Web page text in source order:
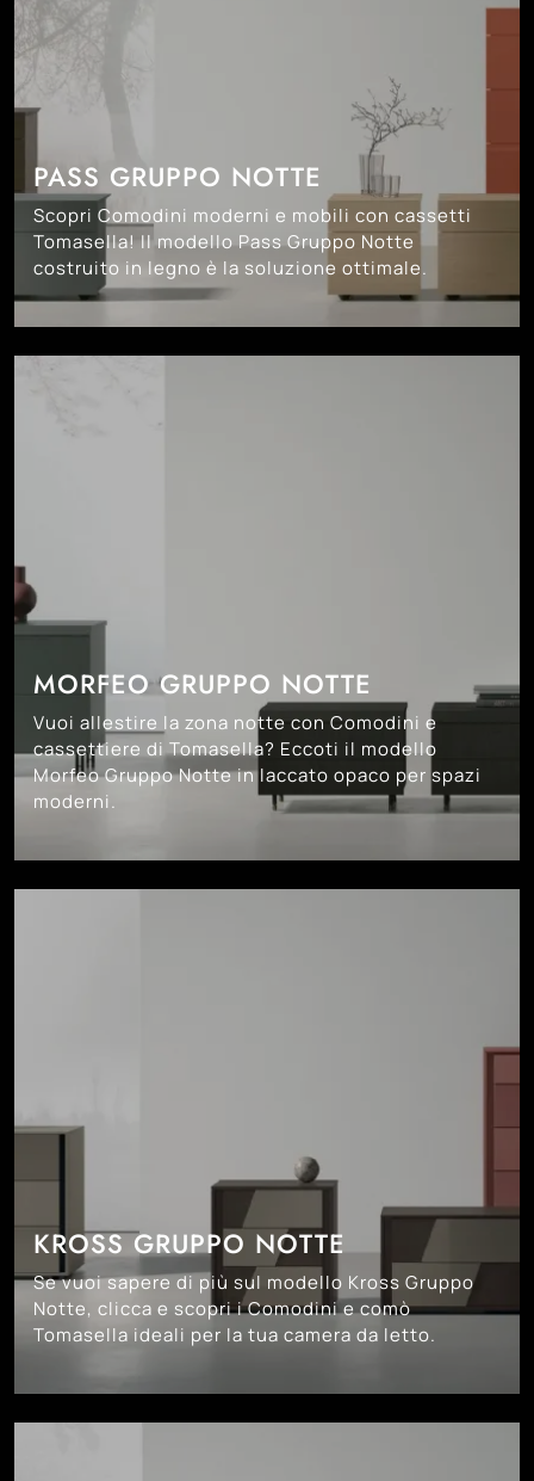
PASS GRUPPO NOTTE
Scopri Comodini moderni e mobili con cassetti
Tomasella! Il modello Pass Gruppo Notte
costruito in legno è la soluzione ottimale.
MORFEO GRUPPO NOTTE
Vuoi allestire la zona notte con Comodini e
cassettiere di Tomasella? Eccoti il modello
Morfeo Gruppo Notte in laccato opaco per spazi
moderni.
KROSS GRUPPO NOTTE
Se vuoi sapere di più sul modello Kross Gruppo
Notte, clicca e scopri i Comodini e comò
Tomasella ideali per la tua camera da letto.